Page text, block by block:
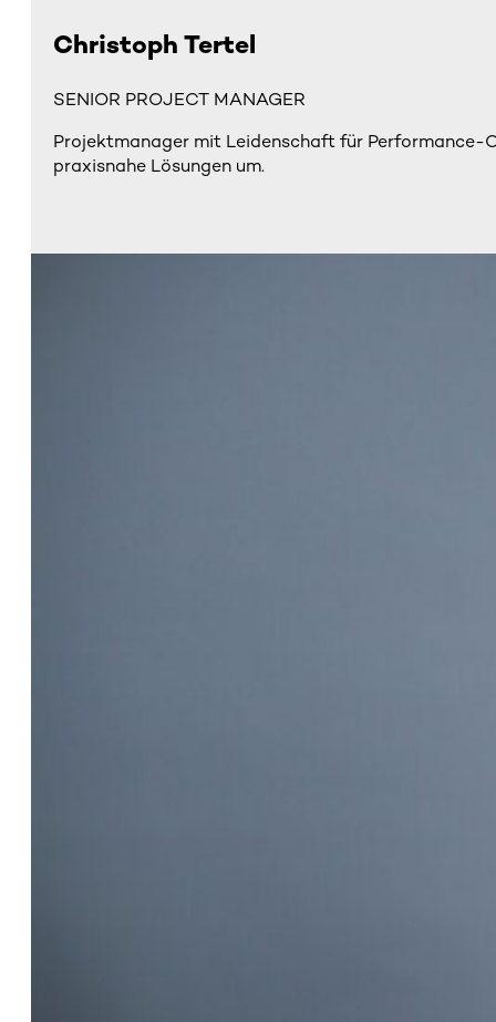
Christoph Tertel
SENIOR PROJECT MANAGER
Projektmanager mit Leidenschaft für Performance-
praxisnahe Lösungen um.